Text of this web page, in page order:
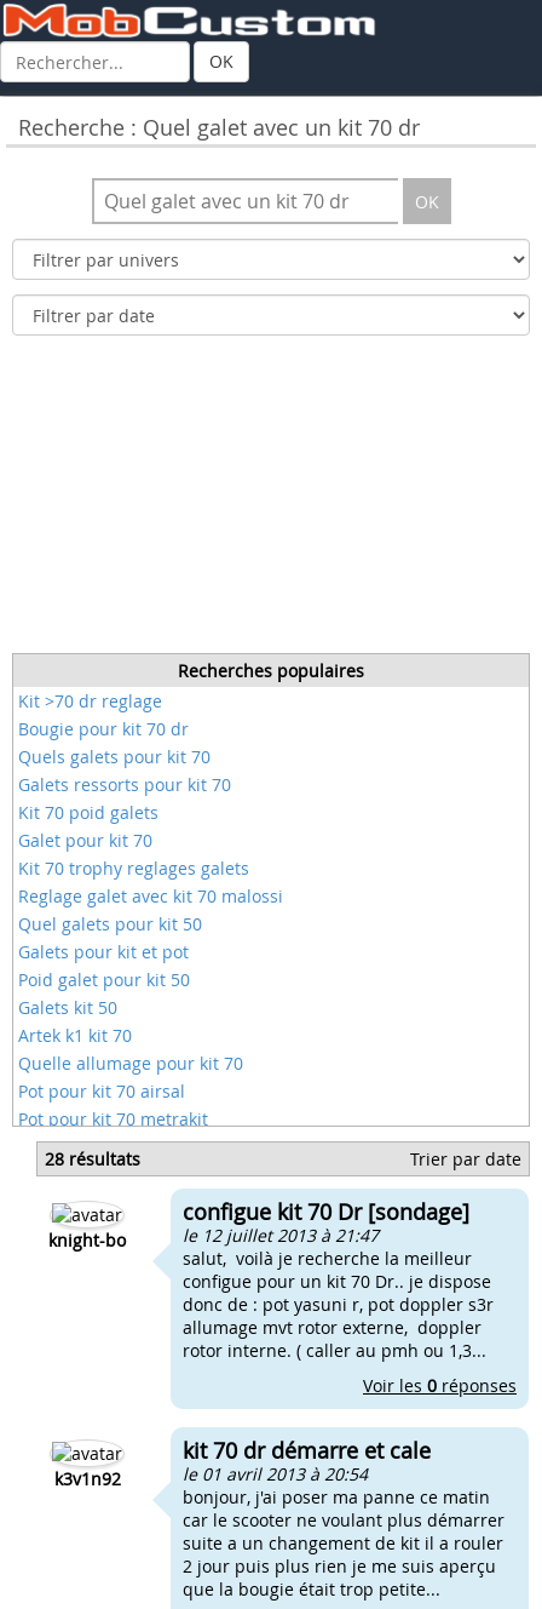
OK
Recherche : Quel galet avec un kit 70 dr
OK
Recherches populaires
Kit >70 dr reglage
Bougie pour kit 70 dr
Quels galets pour kit 70
Galets ressorts pour kit 70
Kit 70 poid galets
Galet pour kit 70
Kit 70 trophy reglages galets
Reglage galet avec kit 70 malossi
Quel galets pour kit 50
Galets pour kit et pot
Poid galet pour kit 50
Galets kit 50
Artek k1 kit 70
Quelle allumage pour kit 70
Pot pour kit 70 airsal
Pot pour kit 70 metrakit
Kit 70 le plus fiable
Kit 70 le plus solide
Kit 70 perte de puissance
Kit 70 pour gilera stalker
28 résultats Trier par date
knight-bo
configue kit 70 Dr [sondage]
le 12 juillet 2013 à 21:47
salut, voilà je recherche la meilleur
configue pour un kit 70 Dr.. je dispose
donc de : pot yasuni r, pot doppler s3r
allumage mvt rotor externe, doppler
rotor interne. ( caller au pmh ou 1,3...
Voir les 0 réponses
k3v1n92
kit 70 dr démarre et cale
le 01 avril 2013 à 20:54
bonjour, j'ai poser ma panne ce matin
car le scooter ne voulant plus démarrer
suite a un changement de kit il a rouler
2 jour puis plus rien je me suis aperçu
que la bougie était trop petite...